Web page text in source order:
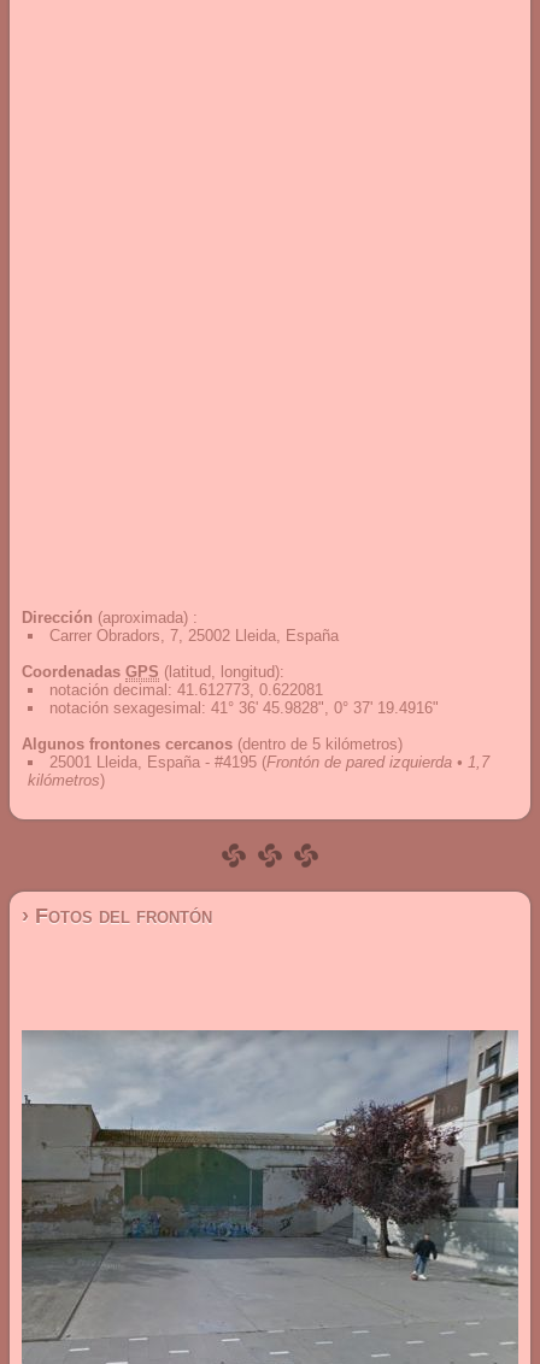
Dirección (aproximada) :
Carrer Obradors, 7, 25002 Lleida, España
Coordenadas GPS (latitud, longitud):
notación decimal : 41.612773, 0.622081
notación sexagesimal : 41° 36' 45.9828", 0° 37' 19.4916"
Algunos frontones cercanos (dentro de 5 kilómetros)
25001 Lleida, España - #4195 (Frontón de pared izquierda • 1,7
kilómetros)
› Fotos del frontón